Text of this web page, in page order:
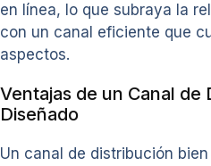
en línea, lo que subraya la
con un canal eficiente que
aspectos.
Ventajas de un Canal de
Diseñado
Un canal de distribución